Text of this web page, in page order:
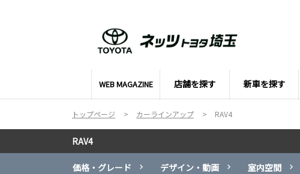
WEB MAGAZINE 店舗を探す 新車を探す
トップページ カーラインアップ RAV4
RAV4
価格・グレード デザイン・動画 室内空間